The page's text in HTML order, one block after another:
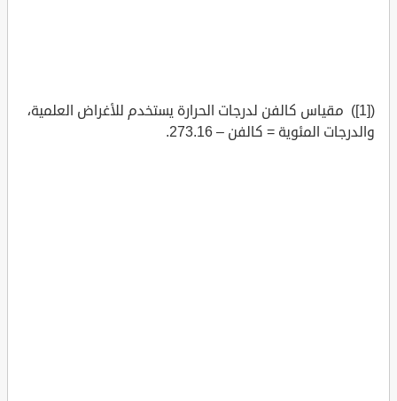
([1]) مقياس كالفن لدرجات الحرارة يستخدم للأغراض العلمية،
والدرجات المئوية = كالفن – 273.16.